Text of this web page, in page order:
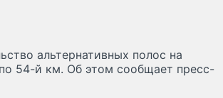
альтернативных полос на
54-й км. Об этом сообщает пресс-